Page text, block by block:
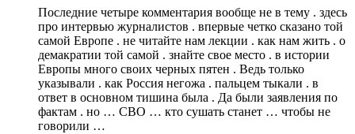
Последние четыре комментария вообще не в тему . здесь
про интервью журналистов . впервые четко сказано той
самой Европе . не читайте нам лекции . как нам жить . о
демакратии той самой . знайте свое место . в истории
Европы много своих черных пятен . Ведь только
указывали . как Россия негожа . пальцем тыкали . в
ответ в основном тишина была . Да были заявления по
фактам . но … СВО … кто сушать станет … чтобы не
говорили …